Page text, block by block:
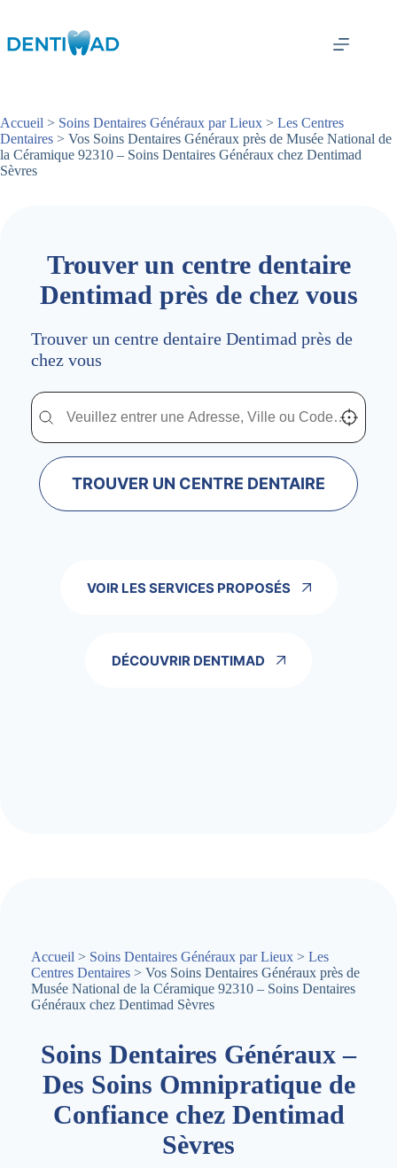
contenu
Accueil > Soins Dentaires Généraux par Lieux > Les Centres
Dentaires > Vos Soins Dentaires Généraux près de Musée National de
la Céramique 92310 – Soins Dentaires Généraux chez Dentimad
Sèvres
Trouver un centre dentaire
Dentimad près de chez vous
Trouver un centre dentaire Dentimad près de
chez vous
Trouver un centre dentaire Dentimad près de
Trouver un centre dentaire Dentimad près de chez vous Localisez-
TROUVER UN CENTRE DENTAIRE
VOIR LES SERVICES PROPOSÉS
DÉCOUVRIR DENTIMAD
Accueil > Soins Dentaires Généraux par Lieux > Les
Centres Dentaires > Vos Soins Dentaires Généraux près de
Musée National de la Céramique 92310 – Soins Dentaires
Généraux chez Dentimad Sèvres
Soins Dentaires Généraux –
Des Soins Omnipratique de
Confiance chez Dentimad
Sèvres